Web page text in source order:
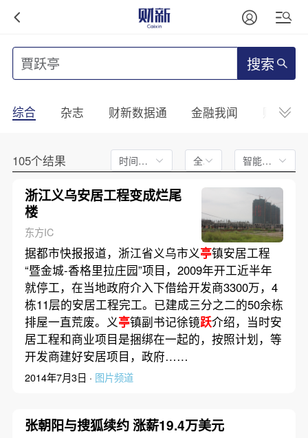
搜索
综合 杂志 财新数据通 金融我闻 财新
105个结果 时间不限 全文 智能排序
浙江义乌安居工程变成烂尾
楼
东方IC
据都市快报报道，浙江省义乌市义亭镇安居工程
“暨金城-香格里拉庄园”项目，2009年开工近半年
就停工，在当地政府介入下借给开发商3300万，4
栋11层的安居工程完工。已建成三分之二的50余栋
排屋一直荒废。义亭镇副书记徐镜跃介绍，当时安
居工程和商业项目是捆绑在一起的，按照计划，等
开发商建好安居项目，政府……
2014年7月3日 · 图片频道
张朝阳与搜狐续约 涨薪19.4万美元